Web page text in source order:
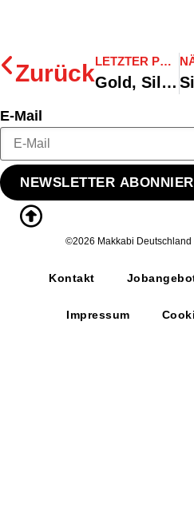
Zurück LETZTER POST
Gold, Silber und Bronze im Golf
E-Mail
NEWSLETTER
©2026 Makkabi Deutschland
Kontakt
Impressum